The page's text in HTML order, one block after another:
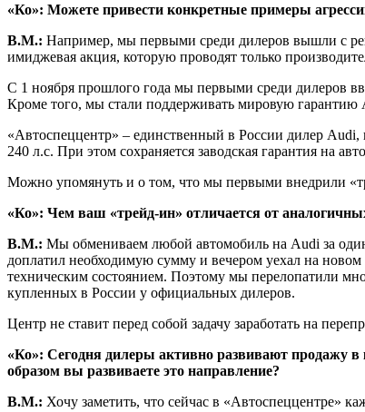
«Ко»: Можете привести конкретные примеры
В.М.: Например, мы первыми среди дилеров вышли с
имиджевая акция, которую проводят только
С 1 ноября прошлого года мы первыми среди дилеров
Кроме того, мы стали поддерживать мировую
«Автоспеццентр» – единственный в России дилер
240 л.с. При этом сохраняется заводская гарантия на
Можно упомянуть и о том, что мы первыми внедрили
«Ко»: Чем ваш «трейд-ин» отличается от
В.М.: Мы обмениваем любой автомобиль на Audi за
доплатил необходимую сумму и вечером уехал на
техническим состоянием. Поэтому мы перелопатили
купленных в России у официальных дилеров.
Центр не ставит перед собой задачу заработать на
«Ко»: Сегодня дилеры активно развивают продажу
образом вы развиваете это направление?
В.М.: Хочу заметить, что сейчас в «Автоспеццентре»